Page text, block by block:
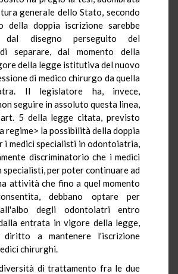
generale dello Stato, secondo
della doppia iscrizione sarebbe
dal disegno perseguito del
separare, dal momento della
della legge istitutiva del nuovo
di medico chirurgo da quella
Il legislatore ha, invece,
seguire in assoluto questa linea,
5 della legge citata, previsto
regime> la possibilità della doppia
i medici specialisti in odontoiatria,
discriminatorio che i medici
specialisti, per poter continuare ad
attività che fino a quel momento
debbano optare per
degli odontoiatri entro
entrata in vigore della legge,
diritto a mantenere l'iscrizione
chirurghi.
di trattamento fra le due